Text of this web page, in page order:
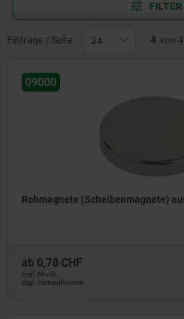
FILTER
Einträge / Seite 4 von
09000
Rohmagnete (Scheibenmagnete)
ab 0,78 CHF
zzgl. MwSt.
zzgl. Versandkosten